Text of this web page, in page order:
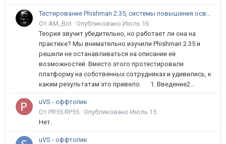
Тестирование Phishman 2.35, системы повышения осведомлённости пользователей в сфере ИБ
От AM_Bot · Опубликовано Июль 16
Теория звучит убедительно, но работает ли она на
практике? Мы внимательно изучили Phishman 2.35 и
решили не останавливаться на описании её
возможностей. Вместо этого протестировали
платформу на собственных сотрудниках и удивились, к
каким результатам это привело. 1. Введение2...
uVS - оффтопик
От PR55.RP55 · Опубликовано Июль 15
Нет.
uVS - оффтопик